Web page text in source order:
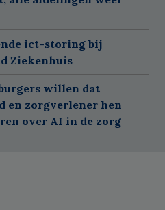
ict-storing bij
Ziekenhuis
willen dat
en zorgverlener hen
over AI in de zorg